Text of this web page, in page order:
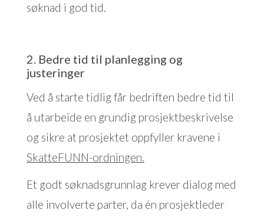
søknad i god tid.
2. Bedre tid til planlegging og
justeringer
Ved å starte tidlig får bedriften bedre tid til
å utarbeide en grundig prosjektbeskrivelse
og sikre at prosjektet oppfyller kravene i
SkatteFUNN-ordningen.
Et godt søknadsgrunnlag krever dialog med
alle involverte parter, da én prosjektleder